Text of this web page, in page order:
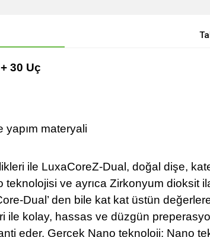
30 Uç
materyali
ile LuxaCoreZ-Dual, doğal dişe,
teknolojisi ve ayrıca Zirkonyum dioksit
Dual’ den bile kat kat üstün
ile kolay, hassas ve düzgün
eder. Gerçek Nano teknoloji: Nano